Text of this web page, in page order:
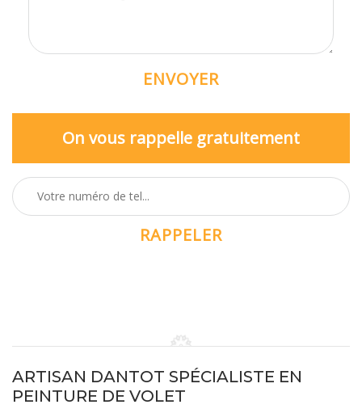
On vous rappelle gratuitement
ARTISAN DANTOT SPÉCIALISTE EN
PEINTURE DE VOLET